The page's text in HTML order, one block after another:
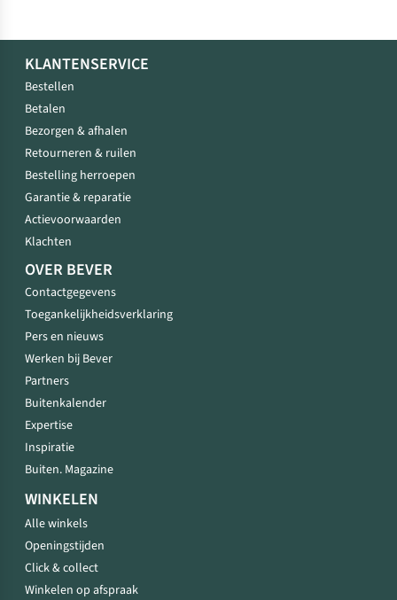
KLANTENSERVICE
Bestellen
Betalen
Bezorgen & afhalen
Retourneren & ruilen
Bestelling herroepen
Garantie & reparatie
Actievoorwaarden
Klachten
OVER BEVER
Contactgegevens
Toegankelijkheidsverklaring
Pers en nieuws
Werken bij Bever
Partners
Buitenkalender
Expertise
Inspiratie
Buiten. Magazine
WINKELEN
Alle winkels
Openingstijden
Click & collect
Winkelen op afspraak